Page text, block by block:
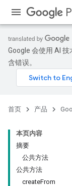
Google 会使用 AI
含错误。
首页 产品
本页内容
摘要
公共方法
公共方法
createFrom